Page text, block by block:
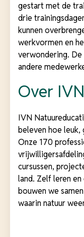
gestart met de
drie
kunnen
werkvormen en
verwondering. De
andere
Over
IVN
beleven hoe leuk,
Onze 170
cursussen,
land. Zelf leren
bouwen we
waarin natuur